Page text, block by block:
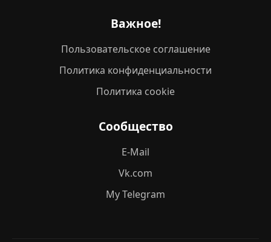
Важное!
Пользовательское соглашение
Политика конфиденциальности
Политика cookie
Сообщество
E-Mail
Vk.com
My Telegram